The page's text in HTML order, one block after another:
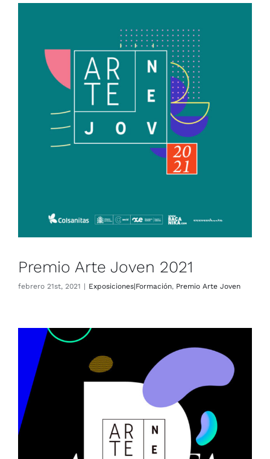
Premio Arte Joven 2021
Exposiciones|Formación Premio Arte Joven
Premio Arte Joven 2021
febrero 21st, 2021 | Exposiciones|Formación, Premio Arte Joven
Premio Arte Joven 2020